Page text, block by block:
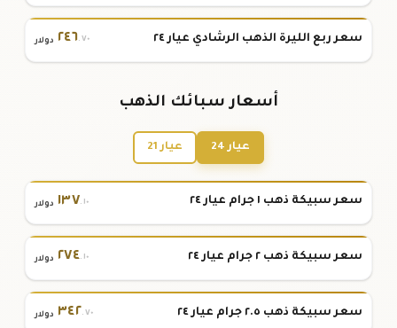
سعر ربع الليرة الذهب الرشادي عيار ٢٤ ٢٤٦.٧٠ دولار
أسعار سبائك الذهب
عيار 24 عيار 21
سعر سبيكة ذهب ١ جرام عيار ٢٤ ١٣٧.١٠ دولار
سعر سبيكة ذهب ٢ جرام عيار ٢٤ ٢٧٤.١٠ دولار
سعر سبيكة ذهب ٢.٥ جرام عيار ٢٤ ٣٤٢.٧٠ دولار